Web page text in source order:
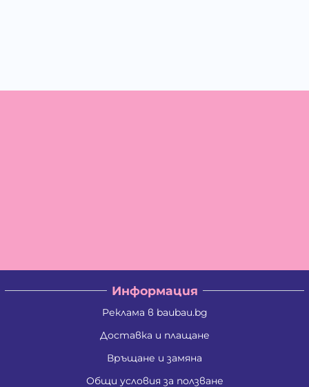
Информация
Реклама в baubau.bg
Доставка и плащане
Връщане и замяна
Общи условия за ползване